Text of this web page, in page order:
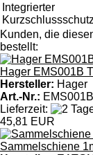
Integrierter
Kurzschlussschutz
Kunden, die
bestellt:
Hager EMS001B
Hersteller: Hager
Art.-Nr.: EMS001B
Lieferzeit:
45,81 EUR
Sammelschiene